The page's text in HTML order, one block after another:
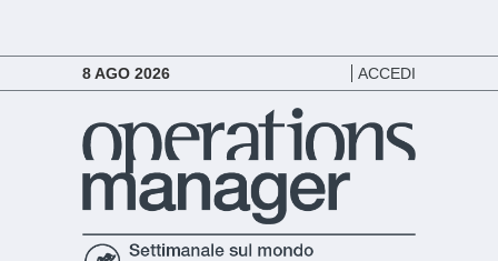
8 AGO 2026 ACCEDI